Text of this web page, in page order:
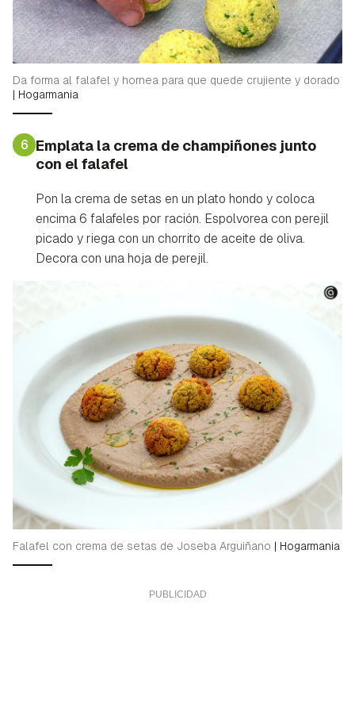
Da forma al falafel y hornea para que quede crujiente y dorado
| Hogarmania
6 Emplata la crema de champiñones junto
con el falafel
Pon la crema de setas en un plato hondo y coloca
encima 6 falafeles por ración. Espolvorea con perejil
picado y riega con un chorrito de aceite de oliva.
Decora con una hoja de perejil.
Falafel con crema de setas de Joseba Arguiñano | Hogarmania